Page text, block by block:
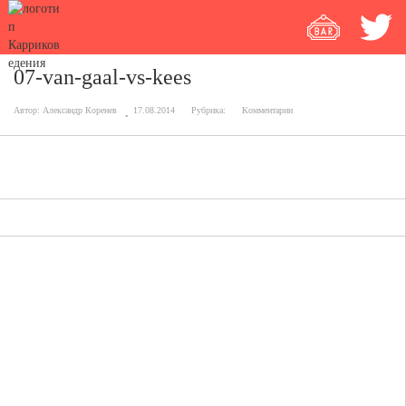
07-van-gaal-vs-kees
Автор: Александр Коренев 17.08.2014 Рубрика: Комментарии